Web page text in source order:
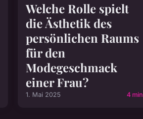
Welche Rolle spielt
die Ästhetik des
persönlichen Raums
für den
Modegeschmack
einer Frau?
1. Mai 2025 4 min